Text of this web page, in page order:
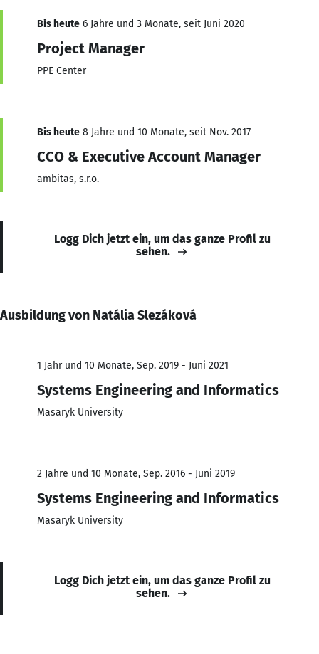
Bis heute 6 Jahre und 3 Monate, seit Juni 2020
Project Manager
PPE Center
Bis heute 8 Jahre und 10 Monate, seit Nov. 2017
CCO & Executive Account Manager
ambitas, s.r.o.
Logg Dich jetzt ein, um das ganze Profil zu
sehen.
Ausbildung von Natália Slezáková
1 Jahr und 10 Monate, Sep. 2019 - Juni 2021
Systems Engineering and Informatics
Masaryk University
2 Jahre und 10 Monate, Sep. 2016 - Juni 2019
Systems Engineering and Informatics
Masaryk University
Logg Dich jetzt ein, um das ganze Profil zu
sehen.